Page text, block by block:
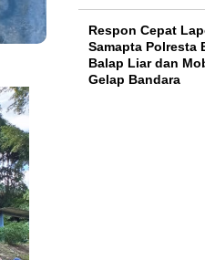
Respon Cepat
Samapta Polresta
Balap Liar dan
Gelap Bandara